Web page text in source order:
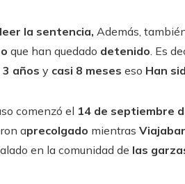
la sentencia, Además,
que han quedado detenido. Es
3 años y casi 8 meses eso Han
comenzó el 14 de septiembre
aprecolgado mientras
en la comunidad de las